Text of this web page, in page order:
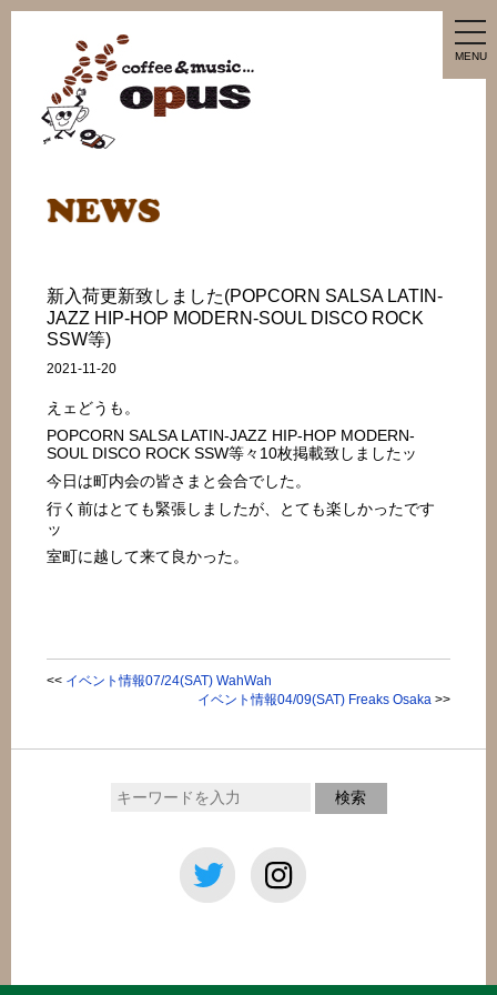
MENU
新入荷更新致しました(POPCORN SALSA LATIN-
JAZZ HIP-HOP MODERN-SOUL DISCO ROCK
SSW等)
2021-11-20
えェどうも。
POPCORN SALSA LATIN-JAZZ HIP-HOP MODERN-
SOUL DISCO ROCK SSW等々10枚掲載致しましたッ
今日は町内会の皆さまと会合でした。
行く前はとても緊張しましたが、とても楽しかったです
ッ
室町に越して来て良かった。
<< イベント情報07/24(SAT) WahWah
イベント情報04/09(SAT) Freaks Osaka>>